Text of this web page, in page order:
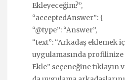
Ekleyeceğim?”,
“acceptedAnswer”: {
“@type”: “Answer”,
“text”: “Arkadaş eklemek
uygulamasında profilinize
Ekle” seçeneğine tıklayın